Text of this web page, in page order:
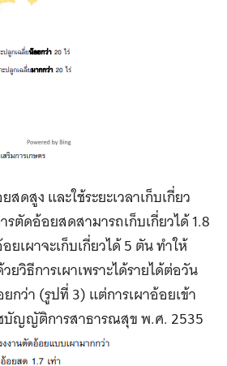
ดสูง และใช้ระยะเวลาเก็บเกี่ยว
รตัดอ้อยสดสามารถเก็บเกี่ยวได้ 1.8
เผาจะเก็บเกี่ยวได้ 5 ตัน ทำให้
วิธีการเผาเพราะได้รายได้ต่อวัน
กว่า (รูปที่ 3) แต่การเผาอ้อยเข้า
บัญญัติการสาธารณสุข พ.ศ. 2535